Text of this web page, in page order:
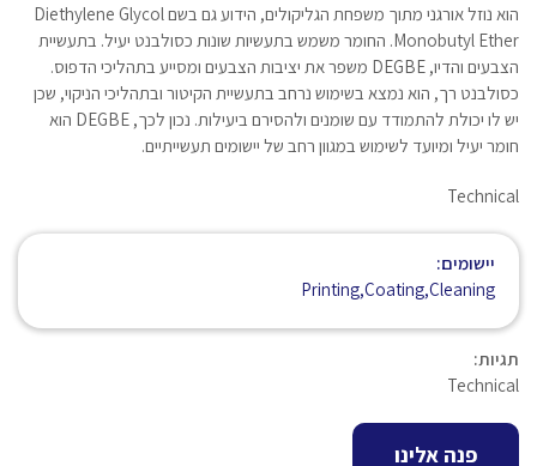
הוא נוזל אורגני מתוך משפחת הגליקולים, הידוע גם בשם Diethylene Glycol
Monobutyl Ether. החומר משמש בתעשיות שונות כסולבנט יעיל. בתעשיית
הצבעים והדיו, DEGBE משפר את יציבות הצבעים ומסייע בתהליכי הדפוס.
כסולבנט רך, הוא נמצא בשימוש נרחב בתעשיית הקיטור ובתהליכי הניקוי, שכן
יש לו יכולת להתמודד עם שומנים ולהסירם ביעילות. נכון לכך, DEGBE הוא
חומר יעיל ומיועד לשימוש במגוון רחב של יישומים תעשייתיים.
Technical
יישומים:
Printing,Coating,Cleaning
תגיות:
Technical
פנה אלינו